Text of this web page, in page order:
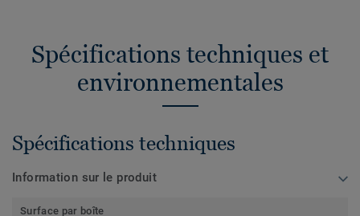
Spécifications techniques et
environnementales
Spécifications techniques
Information sur le produit
Surface par boîte